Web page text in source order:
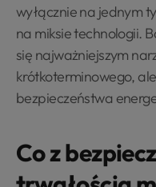
wyłącznie na jednym
na miksie technologii.
się najważniejszym
krótkoterminowego,
bezpieczeństwa
Co z